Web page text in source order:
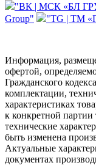
"ВК | МСК «БЛ
Group"
"TG | ТМ
Информация,
офертой,
Гражданского
комплектации,
характеристиках
к конкретной партии
технические
быть изменена
Актуальные
документах